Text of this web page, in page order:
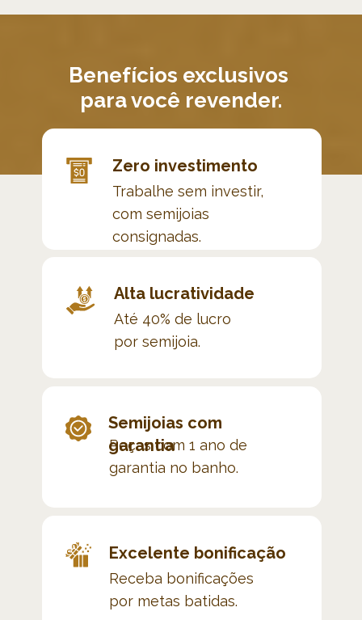
Benefícios exclusivos
para você revender.
Excelente bonificação
Receba bonificações
por metas batidas.
Trabalhe sem investir,
com semijoias
consignadas.
Zero investimento
Até 40% de lucro
por semijoia.
Alta lucratividade
Peças com 1 ano de
garantia no banho.
Semijoias com
garantia